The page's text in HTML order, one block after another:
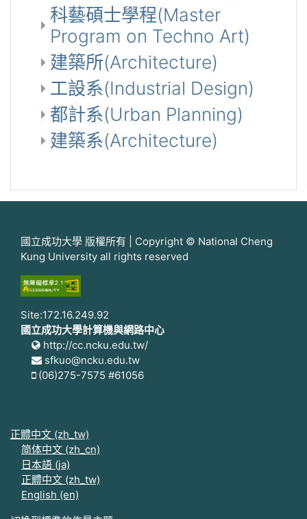
科藝碩士學程(Master
Program on Techno Art)
建築所(Architecture)
工設系(Industrial Design)
都計系(Urban Planning)
建築系(Architecture)
國立成功大學 版權所有 | Copyright © National Cheng
Kung University all rights reserved
Site:172.16.249.92
國立成功大學計算機與網路中心
http://cc.ncku.edu.tw/
sfkuo@ncku.edu.tw
(06)275-7575 #61056
正體中文 ‎(zh_tw)‎
简体中文 ‎(zh_cn)‎
日本語 ‎(ja)‎
正體中文 ‎(zh_tw)‎
English ‎(en)‎